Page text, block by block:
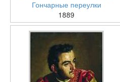
Гончарные переулки
1889